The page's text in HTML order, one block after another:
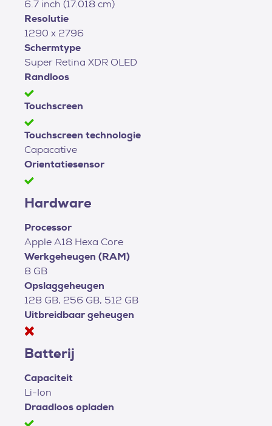
6.7 inch (17.018 cm)
Resolutie
1290 x 2796
Schermtype
Super Retina XDR OLED
Randloos
Touchscreen
Touchscreen technologie
Capacative
Orientatiesensor
Hardware
Processor
Apple A18 Hexa Core
Werkgeheugen (RAM)
8 GB
Opslaggeheugen
128 GB, 256 GB, 512 GB
Uitbreidbaar geheugen
Batterij
Capaciteit
Li-Ion
Draadloos opladen